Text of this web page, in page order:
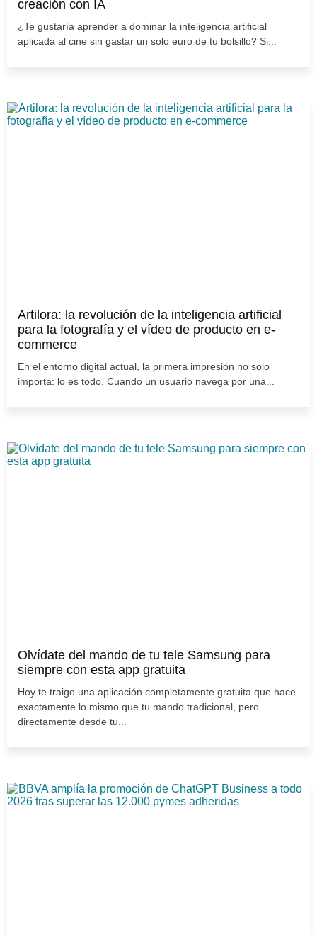
creación con IA
¿Te gustaría aprender a dominar la inteligencia artificial
aplicada al cine sin gastar un solo euro de tu bolsillo? Si...
Artilora: la revolución de la inteligencia artificial
para la fotografía y el vídeo de producto en e-
commerce
En el entorno digital actual, la primera impresión no solo
importa: lo es todo. Cuando un usuario navega por una...
Olvídate del mando de tu tele Samsung para
siempre con esta app gratuita
Hoy te traigo una aplicación completamente gratuita que hace
exactamente lo mismo que tu mando tradicional, pero
directamente desde tu...